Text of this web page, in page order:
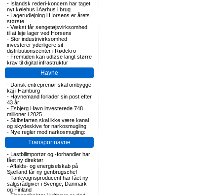
- Islandsk rederi-koncern har taget
nyt kølehus i Aarhus i brug
- Lagerudlejning i Horsens er årets
største
- Vækst får sengetøjsvirksomhed
til at leje lager ved Horsens
- Stor industrivirksomhed
investerer yderligere sit
distributionscenter i Rødekro
- Fremtiden kan udløse langt større
krav til digital infrastruktur
Havne
- Dansk entreprenør skal ombygge
kaj i Hamburg
- Havnemand forlader sin post efter
43 år
- Esbjerg Havn investerede 748
millioner i 2025
- Skibsfarten skal ikke være kanal
og skydeskive for narkosmugling
- Nye regler mod narkosmugling:
Transportnavne
- Lastbilimportør og -forhandler har
fået ny direktør
-Affalds- og energiselskab på
Sjælland får ny genbrugschef
- Tankvognsproducent har fået ny
salgsrådgiver i Sverige, Danmark
og Finland